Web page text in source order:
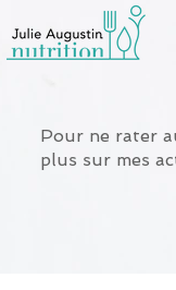
Pour ne rater
plus sur mes